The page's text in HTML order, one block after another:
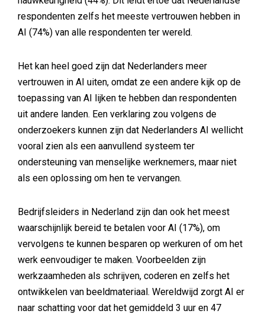
respondenten zelfs het meeste vertrouwen hebben in
AI (74%) van alle respondenten ter wereld.
Het kan heel goed zijn dat Nederlanders meer
vertrouwen in AI uiten, omdat ze een andere kijk op de
toepassing van AI lijken te hebben dan respondenten
uit andere landen. Een verklaring zou volgens de
onderzoekers kunnen zijn dat Nederlanders AI wellicht
vooral zien als een aanvullend systeem ter
ondersteuning van menselijke werknemers, maar niet
als een oplossing om hen te vervangen.
Bedrijfsleiders in Nederland zijn dan ook het meest
waarschijnlijk bereid te betalen voor AI (17%), om
vervolgens te kunnen besparen op werkuren of om het
werk eenvoudiger te maken. Voorbeelden zijn
werkzaamheden als schrijven, coderen en zelfs het
ontwikkelen van beeldmateriaal. Wereldwijd zorgt AI er
naar schatting voor dat het gemiddeld 3 uur en 47